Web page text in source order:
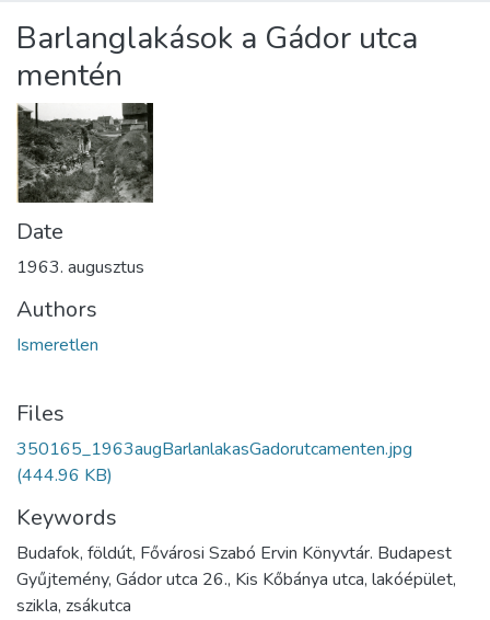
About us
Barlanglakások a Gádor utca
mentén
Date
1963. augusztus
Authors
Ismeretlen
Files
350165_1963augBarlanlakasGadorutcamenten.jpg
(444.96 KB)
Keywords
Budafok, földút, Fővárosi Szabó Ervin Könyvtár. Budapest
Gyűjtemény, Gádor utca 26., Kis Kőbánya utca, lakóépület,
szikla, zsákutca